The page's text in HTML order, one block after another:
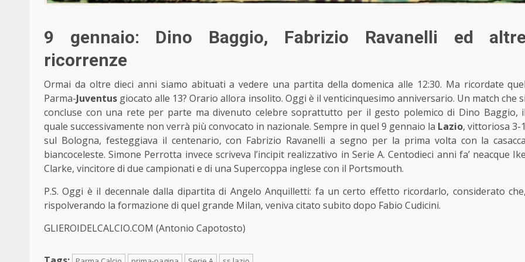
9 gennaio: Dino Baggio, Fabrizio Ravanelli ed
ricorrenze
Ormai da oltre dieci anni siamo abituati a vedere una partita della domenica alle 12:30. Ma ricordate quel
Parma-Juventus giocato alle 13? Orario allora insolito. Oggi è il venticinquesimo anniversario. Un match che si
concluse con una rete per parte ma divenuto celebre soprattutto per il gesto polemico di Dino Baggio, il
quale successivamente non verrà più convocato in nazionale. Sempre in quel 9 gennaio la Lazio, vittoriosa 3-1
sul Bologna, festeggiava il centenario, con Fabrizio Ravanelli a segno per la prima volta con la casacca
biancoceleste. Simone Perrotta invece scriveva l’incipit realizzativo in Serie A. Centodieci anni fa’ neacque Ike
Clarke, vincitore di due campionati e di una Supercoppa inglese con il Portsmouth.
P.S. Oggi è il decennale dalla dipartita di Angelo Anquilletti: fa un certo effetto ricordarlo, considerato che,
rispolverando la formazione di quel grande Milan, veniva citato subito dopo Fabio Cudicini.
GLIEROIDELCALCIO.COM (Antonio Capotosto)